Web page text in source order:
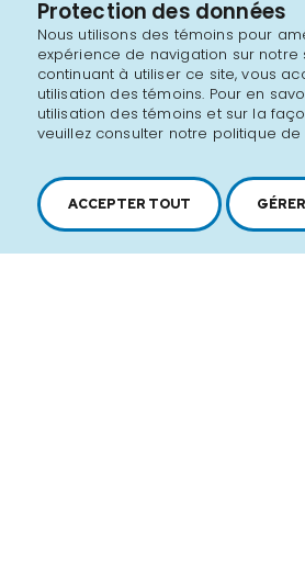
Protection des données
Nous utilisons des témoins pour
expérience de navigation sur notre
continuant à utiliser ce site, vous
utilisation des témoins. Pour en
utilisation des témoins et sur la
veuillez consulter notre politique
ACCEPTER TOUT GÉRER